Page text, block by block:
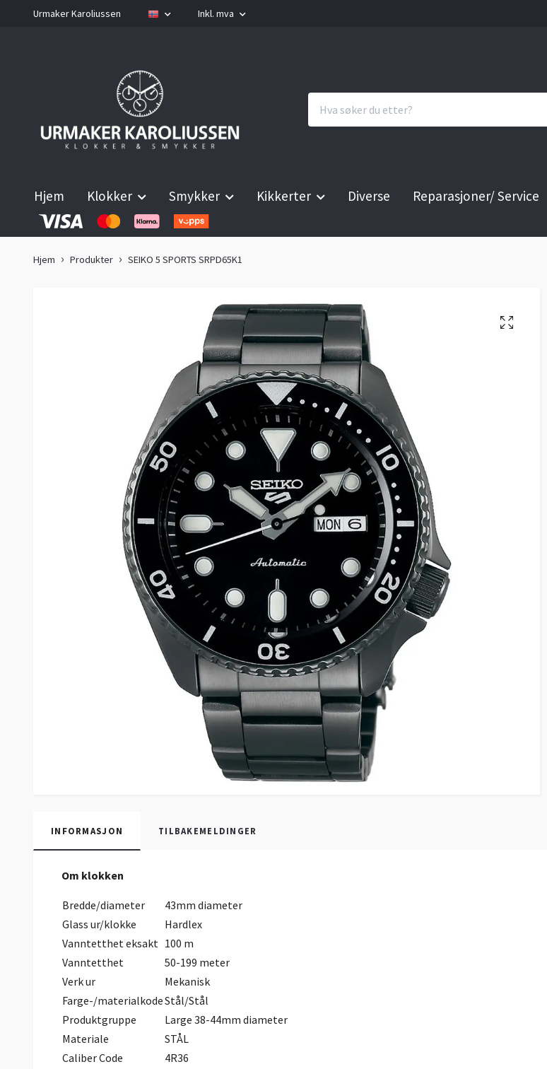
Urmaker Karoliussen Inkl. mva
Hjem Klokker Smykker Kikkerter Diverse Reparasjoner/ Service
Hjem Produkter SEIKO 5 SPORTS SRPD65K1
INFORMASJON TILBAKEMELDINGER
Om klokken
Bredde/diameter
43mm diameter
Glass ur/klokke
Hardlex
Vanntetthet eksakt 100 m
Vanntetthet
50-199 meter
Verk ur
Mekanisk
Farge-/materialkodeStål/Stål
Produktgruppe
Large 38-44mm diameter
Materiale
STÅL
Caliber Code
4R36